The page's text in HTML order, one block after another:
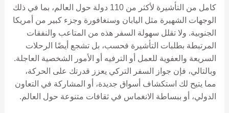
كامل من التأشيرة لأكثر من 110 دولة حول العالم، بما في ذلك
الوجهات الشهيرة مثل اليابان وسنغافورة وجزء كبير من أمريكا
الجنوبية. ولا تقلل سهولة السفر هذه من المتاعب والنفقات
المرتبطة بطلبات التأشيرة فحسب، بل تشجع أيضًا الرحلات
السريعة والعفوية للعمل أو الترفيه أو الأمور الشخصية العاجلة.
وبالتالي، فإن جواز السفر التركي يعزز قدرتك على الحركة،
مما يتيح لك استكشاف أسواق جديدة، أو المشاركة في التعاون
الدولي، أو ببساطة الانغماس في ثقافات متنوعة حول العالم.